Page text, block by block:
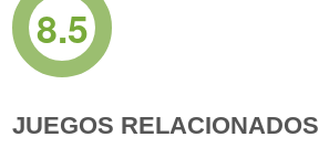
8.5
JUEGOS RELACIONADOS